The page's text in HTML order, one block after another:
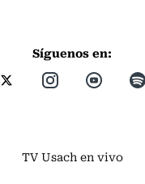
Síguenos en:
TV Usach en vivo